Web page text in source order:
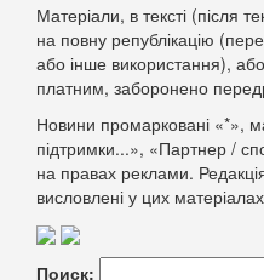
Матеріали, в тексті (після
на повну републікацію
або інше використання),
платним, заборонено
Новини промарковані «*»,
підтримки...», «Партнер /
на правах реклами.
висловлені у цих
Поиск: